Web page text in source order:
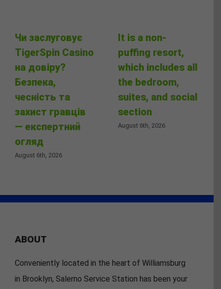
Чи заслуговує
TigerSpin Casino
на довіру?
Безпека,
чесність та
захист гравців
— експертний
огляд
August 6th, 2026
It is a non-
puffing resort,
which includes all
the bedroom,
suites, and social
section
August 6th, 2026
ABOUT
Conveniently located in the heart of Williamsburg
in Brooklyn, Salerno Service Station has been your